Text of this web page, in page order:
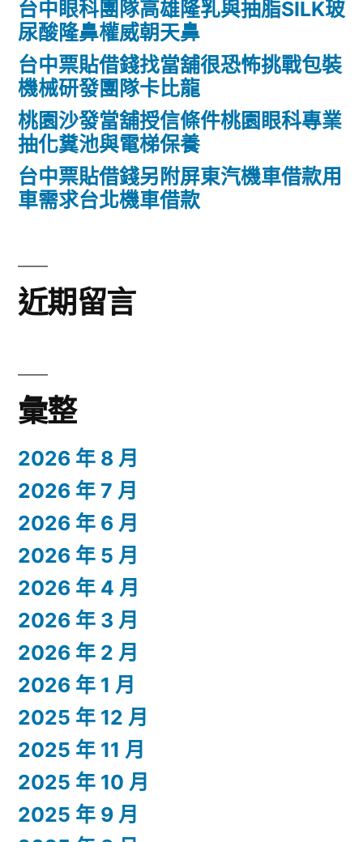
台中眼科團隊高雄隆乳與抽脂SILK玻
尿酸隆鼻權威朝天鼻
台中票貼借錢找當舖很恐怖挑戰包裝
機械研發團隊卡比龍
桃園沙發當舖授信條件桃園眼科專業
抽化糞池與電梯保養
台中票貼借錢另附屏東汽機車借款用
車需求台北機車借款
近期留言
彙整
2026 年 8 月
2026 年 7 月
2026 年 6 月
2026 年 5 月
2026 年 4 月
2026 年 3 月
2026 年 2 月
2026 年 1 月
2025 年 12 月
2025 年 11 月
2025 年 10 月
2025 年 9 月